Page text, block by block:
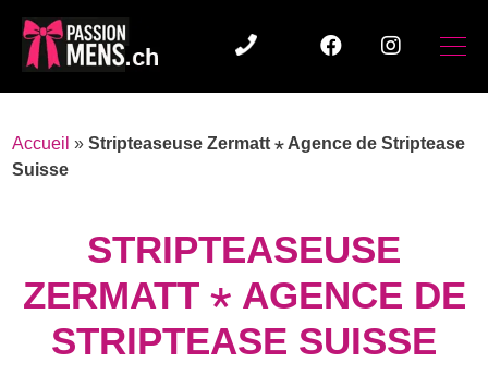
Accueil »Stripteaseuse Zermatt ⋆ Agence de Striptease
Suisse
STRIPTEASEUSE
ZERMATT ⋆ AGENCE DE
STRIPTEASE SUISSE